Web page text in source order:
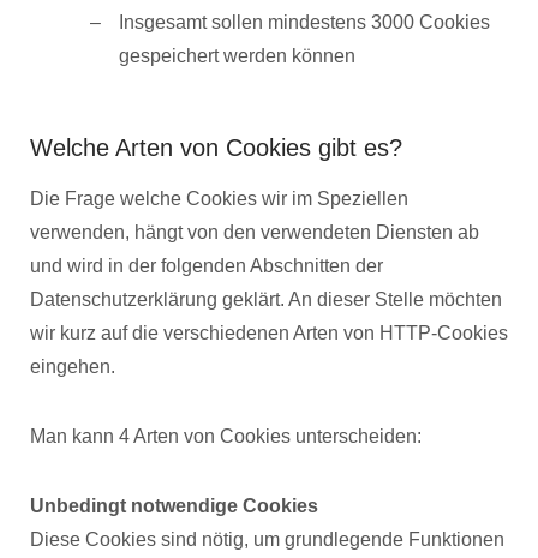
Insgesamt sollen mindestens 3000 Cookies
gespeichert werden können
Welche Arten von Cookies gibt es?
Die Frage welche Cookies wir im Speziellen
verwenden, hängt von den verwendeten Diensten ab
und wird in der folgenden Abschnitten der
Datenschutzerklärung geklärt. An dieser Stelle möchten
wir kurz auf die verschiedenen Arten von HTTP-Cookies
eingehen.
Man kann 4 Arten von Cookies unterscheiden:
Unbedingt notwendige Cookies
Diese Cookies sind nötig, um grundlegende Funktionen